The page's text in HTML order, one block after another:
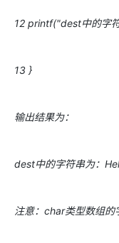
12 printf("dest中的字
13 }
输出结果为：
dest中的字符串为：
注意：char类型数组的